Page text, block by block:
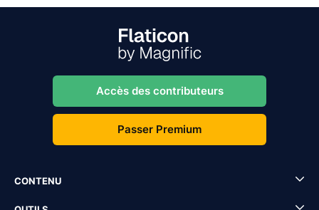
Accès des contributeurs
Passer Premium
CONTENU